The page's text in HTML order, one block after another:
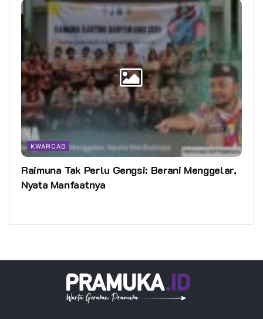
KWARCAB
Raimuna Tak Perlu Gengsi: Berani Menggelar,
Nyata Manfaatnya